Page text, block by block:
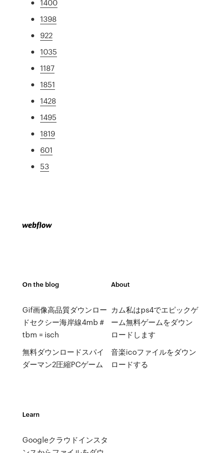
1400
1398
922
1035
1187
1851
1428
1495
1819
601
53
On the blog
Gif画像高品質ダウンロー
ドセクシー海岸線4mb＃
tbm = isch
無料ダウンロードスパイ
ダーマン2圧縮PCゲーム
About
カム私はps4でエピックゲ
ーム無料ゲームをダウン
ロードします
音楽icoファイルをダウン
ロードする
Learn
Googleクラウドインスタ